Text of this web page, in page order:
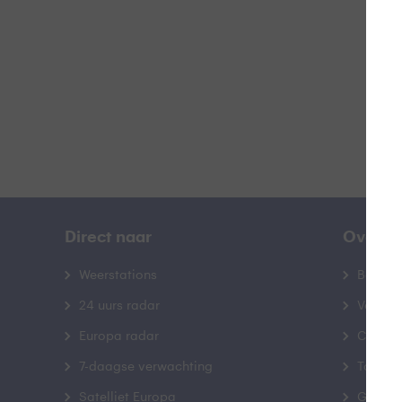
Direct naar
Weerstations
24 uurs radar
Europa radar
7-daagse verwachting
Satelliet Europa
Over
Contact